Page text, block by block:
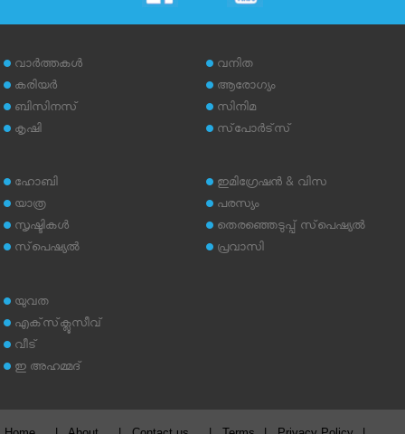
വാര്‍ത്തകള്‍
കരിയര്‍
ബിസിനസ്
കൃഷി
വനിത
ആരോഗ്യം
സിനിമ
സ്‌പോര്‍ട്‌സ്
ഹോബി
യാത്ര
സൃഷ്ടികള്‍
സ്‌പെഷ്യല്‍
ഇമിഗ്രേഷന്‍ & വിസ
പരസ്യം
തെരഞ്ഞെടുപ്പ് സ്‌പെഷ്യല്‍
പ്രവാസി
യുവത
എക്‌സ്‌ക്ലൂസീവ്
വീട്
ഇ അഹമ്മദ്‌